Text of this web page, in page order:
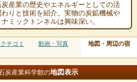
産業の歴史やエネルギーとしての活
りと技術を紹介。実物の炭鉱機械や
ミックトンネルは興味深い。
チコミ 動画・写真 地図・周辺の宿
炭産業科学館の地図表示